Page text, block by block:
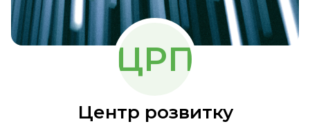
ЦРП
Центр розвитку